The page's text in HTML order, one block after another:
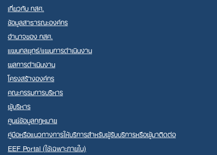
เกี่ยวกับ กสศ.
ข้อมูลสาธารณะองค์กร
อำนาจของ กสศ.
แผนกลยุทธ์/แผนการดำเนินงาน
ผลการดำเนินงาน
โครงสร้างองค์กร
คณะกรรมการบริหาร
ผู้บริหาร
ศูนย์ข้อมูลกฎหมาย
คู่มือหรือแนวทางการให้บริการสำหรับผู้รับบริการหรือผู้มาติดต่อ
EEF Portal (ใช้เฉพาะภายใน)